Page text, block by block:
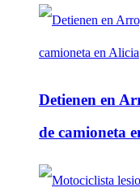
Detienen en
de camioneta